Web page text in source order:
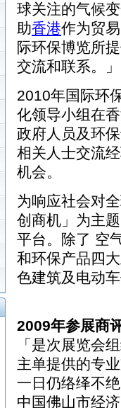
球关注的气候
助香港作为贸
际环保博览所
交流和联系。」
2010年国际环
化领导小组在
政府人员及环
相关人士交流
机会。
为响应社会对
创商机」为主
平台。除了 空
和环保产品四
色建筑及电动
2009年参展商
「是次展览会
主单提供的专
一日仍络绎不
中国佛山市经